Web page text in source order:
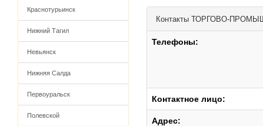
Краснотурьинск
Нижний Тагил
Невьянск
Нижняя Салда
Первоуральск
Полевской
Контакты ТОРГОВО-
Телефоны:
Контактное лицо:
Адрес: